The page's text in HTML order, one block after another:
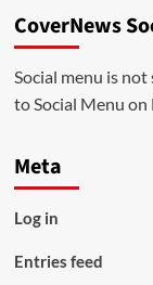
CoverNews
Social menu is not
to Social Menu on
Meta
Log in
Entries feed